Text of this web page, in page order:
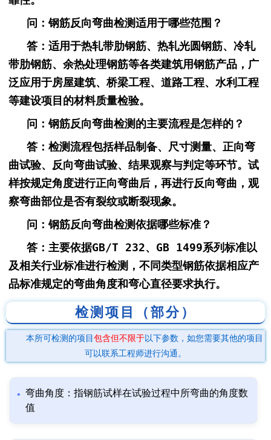
问：钢筋反向弯曲检测适用于哪些范围？
答：适用于热轧带肋钢筋、热轧光圆钢筋、冷轧
带肋钢筋、余热处理钢筋等各类建筑用钢筋产品，广
泛应用于房屋建筑、桥梁工程、道路工程、水利工程
等建设项目的材料质量检验。
问：钢筋反向弯曲检测的主要流程是怎样的？
答：检测流程包括样品制备、尺寸测量、正向弯
曲试验、反向弯曲试验、结果观察与判定等环节。试
样按规定角度进行正向弯曲后，再进行反向弯曲，观
察弯曲部位是否有裂纹或断裂现象。
问：钢筋反向弯曲检测依据哪些标准？
答：主要依据GB/T 232、GB 1499系列标准以
及相关行业标准进行检测，不同类型钢筋依据相应产
品标准规定的弯曲角度和弯心直径要求执行。
检测项目（部分）
本所可检测的项目 包含但不限于以下参数，如您需要其他的项目
可以联系工程师进行沟通。
弯曲角度：指钢筋试样在试验过程中所弯曲的角度数
值